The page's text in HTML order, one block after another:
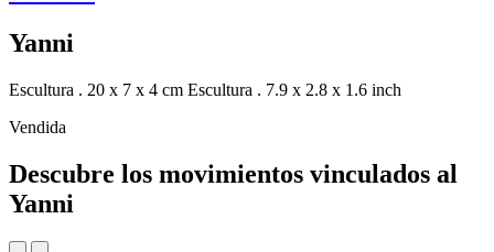
Yanni
Escultura . 20 x 7 x 4 cm Escultura . 7.9 x 2.8 x 1.6 inch
Vendida
Descubre los movimientos vinculados al
Yanni